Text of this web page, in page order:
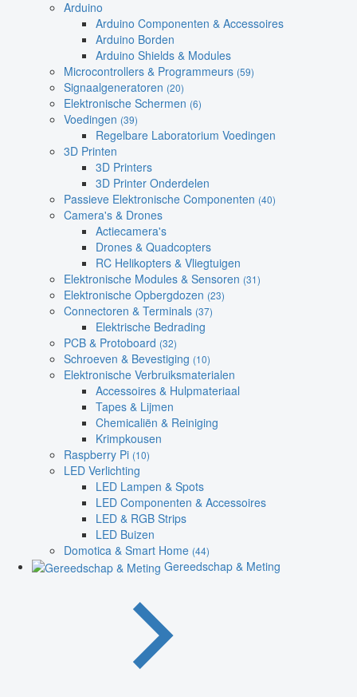
Arduino
Arduino Componenten & Accessoires
Arduino Borden
Arduino Shields & Modules
Microcontrollers & Programmeurs (59)
Signaalgeneratoren (20)
Elektronische Schermen (6)
Voedingen (39)
Regelbare Laboratorium Voedingen
3D Printen
3D Printers
3D Printer Onderdelen
Passieve Elektronische Componenten (40)
Camera's & Drones
Actiecamera's
Drones & Quadcopters
RC Helikopters & Vliegtuigen
Elektronische Modules & Sensoren (31)
Elektronische Opbergdozen (23)
Connectoren & Terminals (37)
Elektrische Bedrading
PCB & Protoboard (32)
Schroeven & Bevestiging (10)
Elektronische Verbruiksmaterialen
Accessoires & Hulpmateriaal
Tapes & Lijmen
Chemicaliën & Reiniging
Krimpkousen
Raspberry Pi (10)
LED Verlichting
LED Lampen & Spots
LED Componenten & Accessoires
LED & RGB Strips
LED Buizen
Domotica & Smart Home (44)
Gereedschap & Meting